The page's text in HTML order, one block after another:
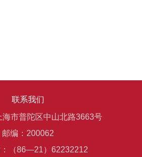
联系我们
海市普陀区中山北路3663号
邮编：200062
（86—21）62232212